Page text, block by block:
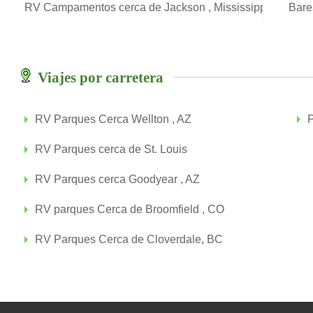
RV Campamentos cerca de Jackson , Mississippi
Viajes por carretera
RV Parques Cerca Wellton , AZ
RV Parques cerca de St. Louis
RV Parques cerca Goodyear , AZ
RV parques Cerca de Broomfield , CO
RV Parques Cerca de Cloverdale, BC